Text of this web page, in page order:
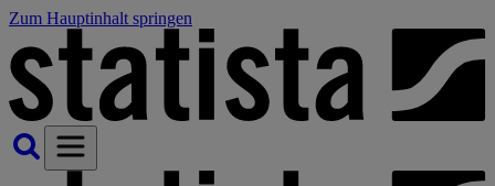
Zum Hauptinhalt springen